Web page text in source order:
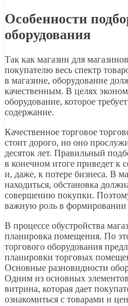
Особенности
оборудования
Так как магазин для
покупателю весь спектр
в магазине, оборудование
качественным. В целях
оборудование, которое
содержание.
Качественное торговое
стоит дорого, но оно
десяток лет. Правильный
в конечном итоге приведет к
и, даже, к потере бизнеса. В
находиться, обстановка
совершению покупки.
важную роль в формировании
В процессе обустройства
планировка помещения. По
торгового оборудования
планировки торговых
Основные разновидности
Одним из основных
витрина, которая дает
ознакомиться с товарами и